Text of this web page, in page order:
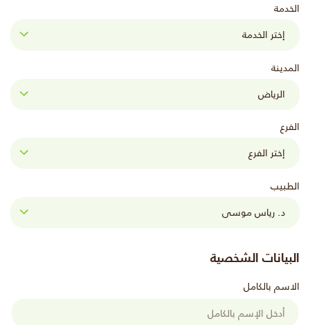
الخدمة
المدينة
الفرع
الطبيب
البيانات الشخصية
الاسم بالكامل